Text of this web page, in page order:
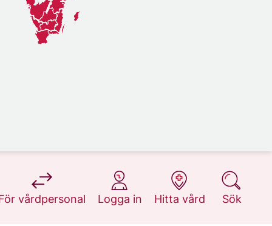
vårdpersonal
på 1177.se
Logga in
på 1177.se
Hitta vård
på 1177.se
Sök
på 1177.se